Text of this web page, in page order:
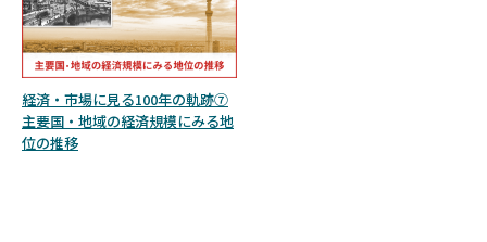
経済・市場に見る100年の軌跡⑦
主要国・地域の経済規模にみる地
位の推移